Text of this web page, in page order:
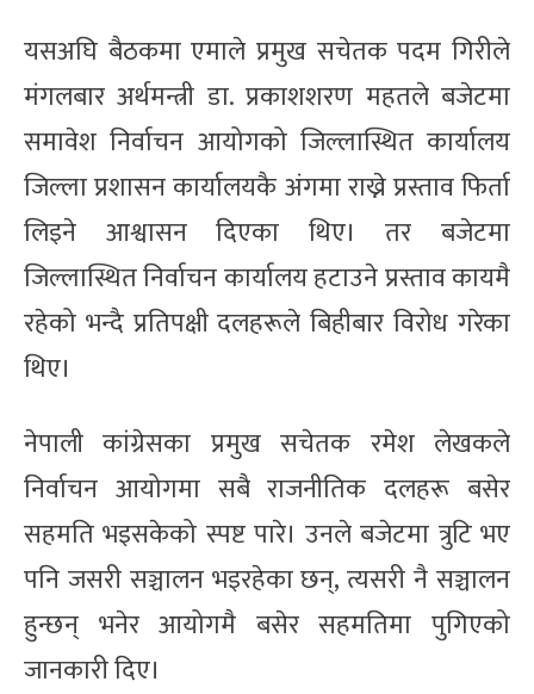
यसअघि बैठकमा एमाले प्रमुख सचेतक पदम गिरीले
मंगलबार अर्थमन्त्री डा. प्रकाशशरण महतले बजेटमा
समावेश निर्वाचन आयोगको जिल्लास्थित कार्यालय
जिल्ला प्रशासन कार्यालयकै अंगमा राख्ने प्रस्ताव फिर्ता
लिइने आश्वासन दिएका थिए। तर बजेटमा
जिल्लास्थित निर्वाचन कार्यालय हटाउने प्रस्ताव कायमै
रहेको भन्दै प्रतिपक्षी दलहरूले बिहीबार विरोध गरेका
थिए।
नेपाली कांग्रेसका प्रमुख सचेतक रमेश लेखकले
निर्वाचन आयोगमा सबै राजनीतिक दलहरू बसेर
सहमति भइसकेको स्पष्ट पारे। उनले बजेटमा त्रुटि भए
पनि जसरी सञ्चालन भइरहेका छन्, त्यसरी नै सञ्चालन
हुन्छन् भनेर आयोगमै बसेर सहमतिमा पुगिएको
जानकारी दिए।